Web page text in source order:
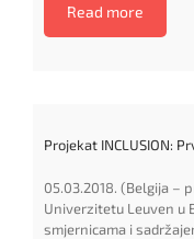
Read more
Projekat INCLUSION:
05.03.2018. (Belgija –
Univerzitetu Leuven u
smjernicama i